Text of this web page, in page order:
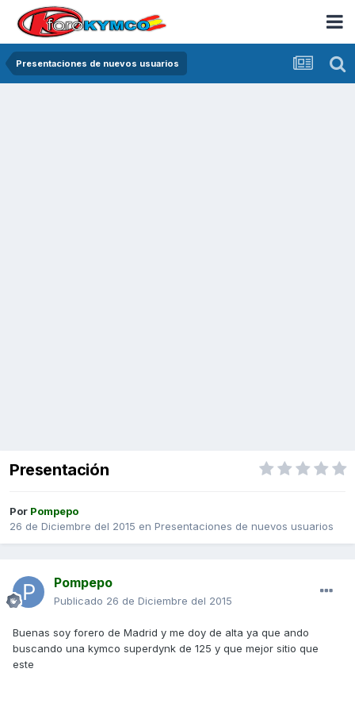
Presentaciones de nuevos usuarios
Presentación
Por Pompepo
26 de Diciembre del 2015 en Presentaciones de nuevos usuarios
Pompepo
Publicado 26 de Diciembre del 2015
Buenas soy forero de Madrid y me doy de alta ya que ando
buscando una kymco superdynk de 125 y que mejor sitio que
este